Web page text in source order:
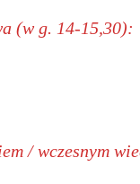
(w g. 14-15,30):
/ wczesnym